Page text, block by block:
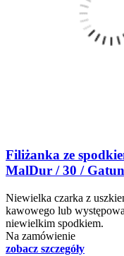
Filiżanka ze
MalDur / 30 /
Niewielka czarka z
kawowego lub
niewielkim spodkiem.
Na zamówienie
zobacz szczegóły